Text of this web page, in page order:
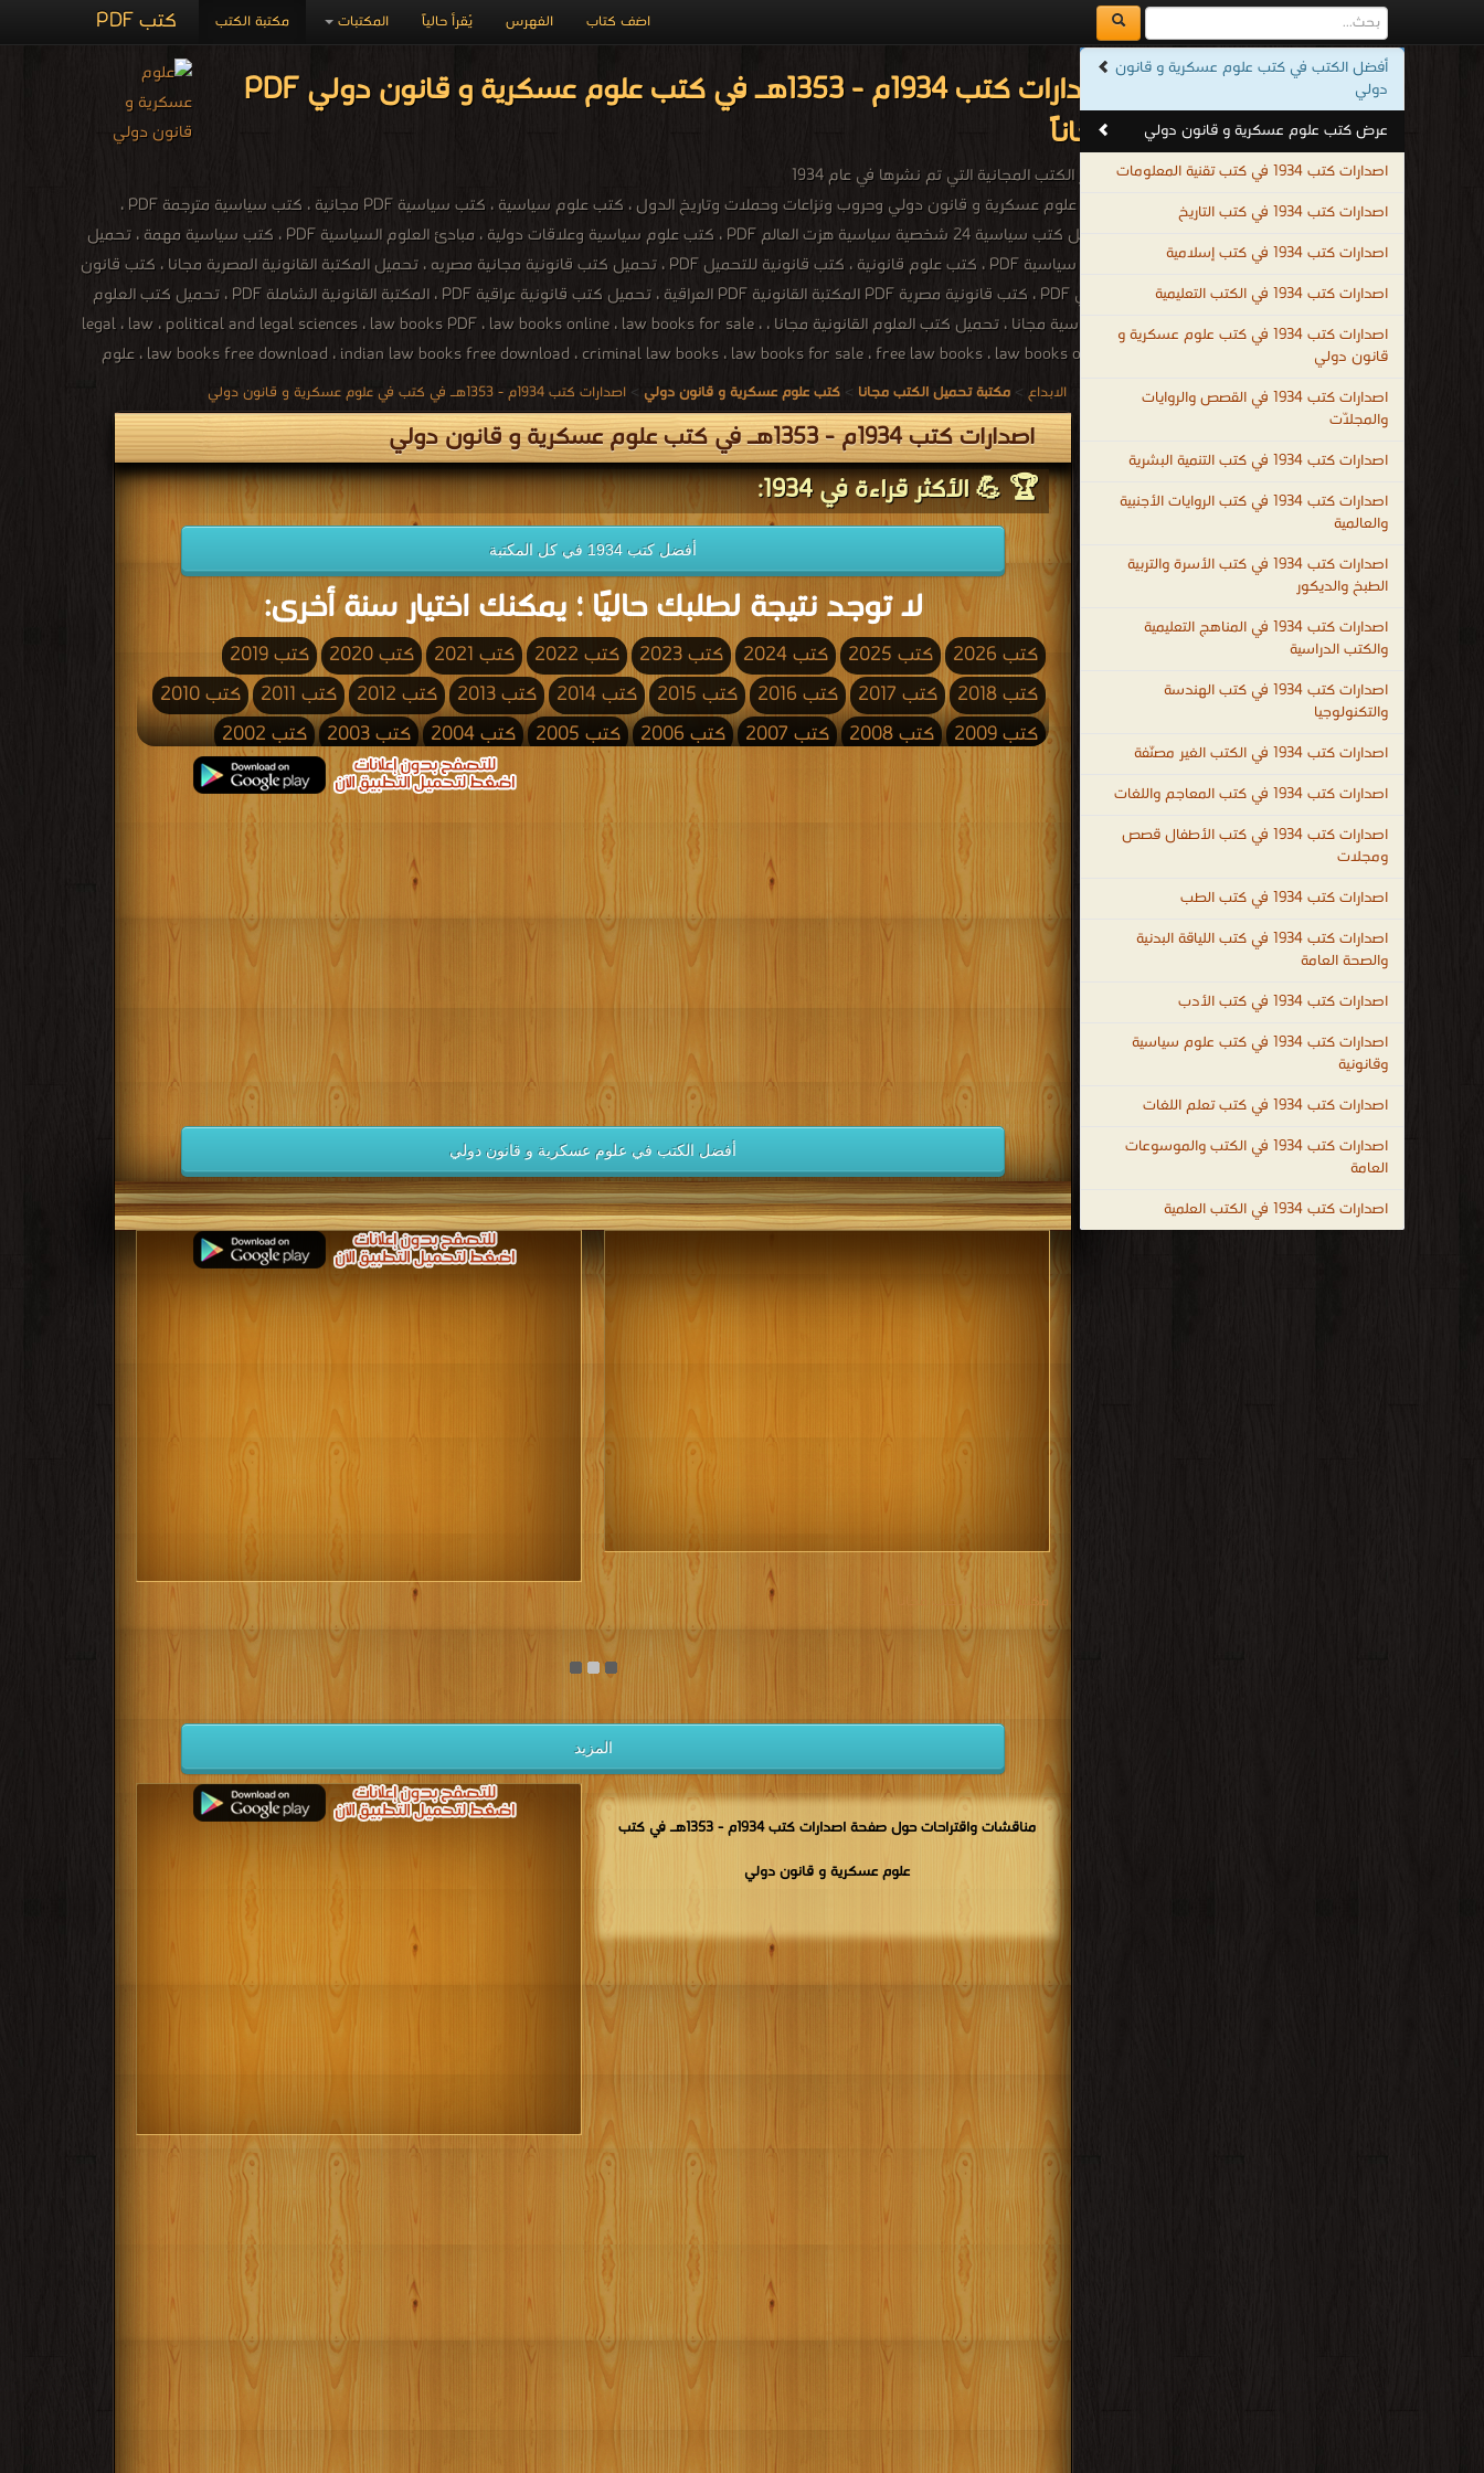
كتب PDF مكتبة الكتب المكتبات يُقرأ حالياً الفهرس اضف كتاب
اصدارات كتب 1934م - 1353هـ في كتب علوم عسكرية و قانون دولي PDF
مجاناً
أشهر الكتب المجانية التي تم نشرها في عام 1934
كتب علوم عسكرية و قانون دولي وحروب ونزاعات وحملات وتاريخ الدول ، كتب علوم سياسية ، كتب سياسية PDF مجانية ، كتب سياسية مترجمة PDF ،
تحميل كتب سياسية 24 شخصية سياسية هزت العالم PDF ، كتب علوم سياسية وعلاقات دولية ، مبادئ العلوم السياسية PDF ، كتب سياسية مهمة ، تحميل
كتب سياسية PDF ، كتب علوم قانونية ، كتب قانونية للتحميل PDF ، تحميل كتب قانونية مجانية مصريه ، تحميل المكتبة القانونية المصرية مجانا ، كتب قانون
جنائي PDF ، كتب قانونية مصرية PDF المكتبة القانونية PDF العراقية ، تحميل كتب قانونية عراقية PDF ، المكتبة القانونية الشاملة PDF ، تحميل كتب العلوم
السياسية مجانا ، تحميل كتب العلوم القانونية مجانا ، legal ، law ، political and legal sciences ، law books PDF ، law books online ، law books for sale ،
law books free download ، indian law books free download ، criminal law books ، law books for sale ، free law books ، law books online ، company law books ، indian law books ، علوم
عسكرية و قانون دولي
أفضل الكتب في كتب علوم عسكرية و قانون
دولي
عرض كتب علوم عسكرية و قانون دولي
اصدارات كتب 1934 في كتب تقنية المعلومات
اصدارات كتب 1934 في كتب التاريخ
اصدارات كتب 1934 في كتب إسلامية
اصدارات كتب 1934 في الكتب التعليمية
اصدارات كتب 1934 في كتب علوم عسكرية و
قانون دولي
اصدارات كتب 1934 في القصص والروايات
والمجلّات
اصدارات كتب 1934 في كتب التنمية البشرية
اصدارات كتب 1934 في كتب الروايات الأجنبية
والعالمية
اصدارات كتب 1934 في كتب الأسرة والتربية
الطبخ والديكور
اصدارات كتب 1934 في المناهج التعليمية
والكتب الدراسية
اصدارات كتب 1934 في كتب الهندسة
والتكنولوجيا
اصدارات كتب 1934 في الكتب الغير مصنّفة
اصدارات كتب 1934 في كتب المعاجم واللغات
اصدارات كتب 1934 في كتب الأطفال قصص
ومجلات
اصدارات كتب 1934 في كتب الطب
اصدارات كتب 1934 في كتب اللياقة البدنية
والصحة العامة
اصدارات كتب 1934 في كتب الأدب
اصدارات كتب 1934 في كتب علوم سياسية
وقانونية
اصدارات كتب 1934 في كتب تعلم اللغات
اصدارات كتب 1934 في الكتب والموسوعات
العامة
اصدارات كتب 1934 في الكتب العلمية
الابداع > مكتبة تحميل الكتب مجانا > كتب علوم عسكرية و قانون دولي > اصدارات كتب 1934م - 1353هـ في كتب في علوم عسكرية و قانون دولي
اصدارات كتب 1934م - 1353هـ في كتب علوم عسكرية و قانون دولي
🏆 💪 الأكثر قراءة في 1934:
أفضل كتب 1934 في كل المكتبة
لا توجد نتيجة لطلبك حاليًا ؛ يمكنك اختيار سنة أخرى:
كتب 2026 كتب 2025 كتب 2024 كتب 2023 كتب 2022 كتب 2021 كتب 2020
كتب 2019
كتب 2018
كتب 2017 كتب 2016 كتب 2015 كتب 2014 كتب 2013 كتب 2012 كتب 2011
كتب 2010
كتب 2009
كتب 2008 كتب 2007 كتب 2006 كتب 2005 كتب 2004 كتب 2003
كتب 2002
كتب 2001
كتب 1998 كتب 1997 كتب 1996 كتب 1995 كتب 1994
كتب 1993
كتب 1989 كتب 1988 كتب 1985
كتب 1984
كتب 1979 كتب 1977 كتب 1976
كتب 1975
كتب 1974
كتب 1971 كتب 1970 كتب 1969 كتب 1968 كتب 1967
كتب 1966
كتب 1965
كتب 1962 كتب 1961 كتب 1960 كتب 1959 كتب 1958
كتب 1957
كتب 1952 كتب 1949
كتب 1948
كتب 1938
كتب 1935 كتب 1934 كتب 1931
كتب 1930
كتب 1929
كتب 1926 كتب 1925 كتب 1924 كتب 1923 كتب 1922
كتب 1921
كتب 1920
كتب 1919 كتب 1918 كتب 1917 كتب 1916 كتب 1915 كتب 1914 كتب 1913
كتب 1912
كتب 1911
كتب 1910 كتب 1909 كتب 1908 كتب 1907 كتب 1906 كتب 1905 كتب 1904
كتب 1903
كتب 1902
كتب 1901 كتب 1900
أفضل الكتب في علوم عسكرية و قانون دولي
مكتبة تحميل الكتب مجانا
المزيد
مناقشات واقتراحات حول صفحة اصدارات كتب 1934م - 1353هـ في كتب
علوم عسكرية و قانون دولي